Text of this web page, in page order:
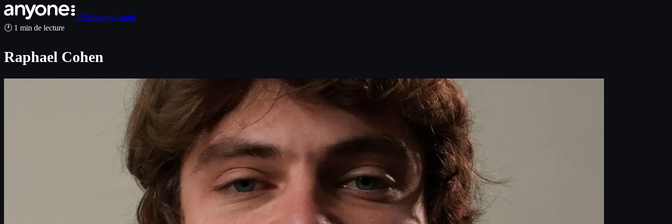
Télécharger l'appli
🕐 1 min de lecture
Raphael Cohen